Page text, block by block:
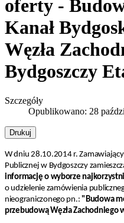
oferty -
Kanał
Węzła
Bydgoszczy
Szczegóły
Opublikowano: 28
Drukuj
W dniu 28.10.2014 r.
Publicznej w Bydgoszczy
informację o wyborze
o udzielenie zamówienia
nieograniczonego pn.: "Budowa
przebudową Węzła Zachodniego